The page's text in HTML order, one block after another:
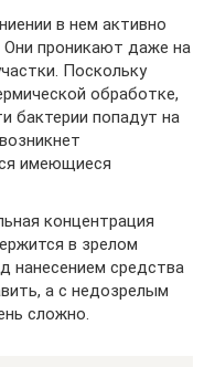
в нем активно
проникают даже на
Поскольку
обработке,
бактерии попадут на
имеющиеся
концентрация
в зрелом
нанесением средства
а с недозрелым
сложно.